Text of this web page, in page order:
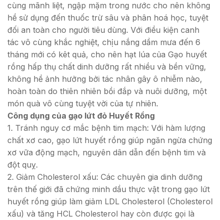
cùng mãnh liệt, ngập mặm trong nước cho nên không
hề sử dụng đến thuốc trừ sâu và phân hoá học, tuyệt
đối an toàn cho người tiêu dùng. Với điều kiện canh
tác vô cùng khắc nghiệt, chịu nắng dầm mưa đến 6
tháng mới có kêt quả, cho nên hạt lúa của Gạo huyết
rồng hấp thụ chất dinh dưỡng rất nhiều và bền vững,
không hề ảnh hưởng bởi tác nhân gây ô nhiễm nào,
hoàn toàn do thiên nhiên bồi đắp và nuôi dưỡng, một
món quà vô cùng tuyệt vời của tự nhiên.
Công dụng của gạo lứt đỏ Huyết Rồng
1. Tránh nguy cơ mắc bệnh tim mạch: Với hàm lượng
chất xơ cao, gạo lứt huyết rồng giúp ngăn ngừa chứng
xơ vữa động mạch, nguyên dân dẫn đến bệnh tim và
đột quỵ.
2. Giảm Cholesterol xấu: Các chuyên gia dinh dưỡng
trên thế giới đã chứng minh dầu thực vật trong gạo lứt
huyết rồng giúp làm giảm LDL Cholesterol (Cholesterol
xấu) và tăng HCL Cholesterol hay còn được gọi là